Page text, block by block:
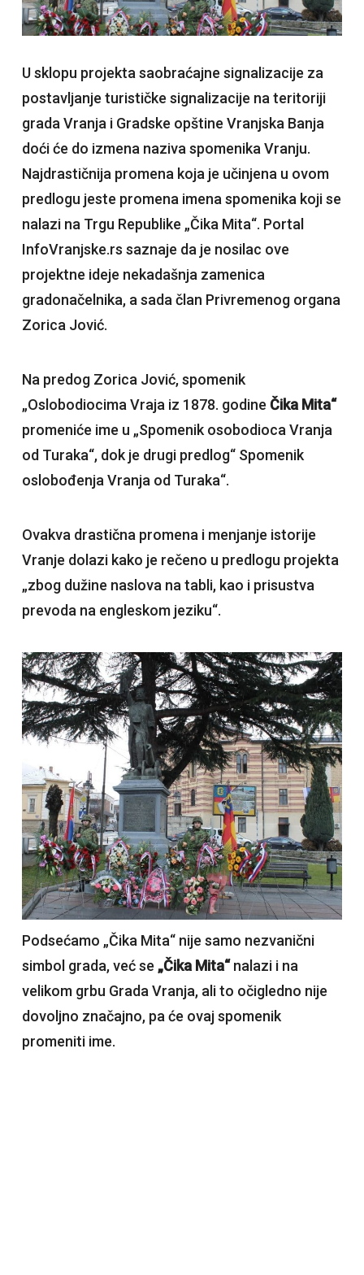
U sklopu projekta saobraćajne signalizacije za
postavljanje turističke signalizacije na teritoriji
grada Vranja i Gradske opštine Vranjska Banja
doći će do izmena naziva spomenika Vranju.
Najdrastičnija promena koja je učinjena u ovom
predlogu jeste promena imena spomenika koji se
nalazi na Trgu Republike „Čika Mita“. Portal
InfoVranjske.rs saznaje da je nosilac ove
projektne ideje nekadašnja zamenica
gradonačelnika, a sada član Privremenog organa
Zorica Jović.
Na predog Zorica Jović, spomenik
„Oslobodiocima Vraja iz 1878. godine Čika Mita“
promeniće ime u „Spomenik osobodioca Vranja
od Turaka“, dok je drugi predlog“ Spomenik
oslobođenja Vranja od Turaka“.
Ovakva drastična promena i menjanje istorije
Vranje dolazi kako je rečeno u predlogu projekta
„zbog dužine naslova na tabli, kao i prisustva
prevoda na engleskom jeziku“.
Podsećamo „Čika Mita“ nije samo nezvanični
simbol grada, već se „Čika Mita“nalazi i na
velikom grbu Grada Vranja, ali to očigledno nije
dovoljno značajno, pa će ovaj spomenik
promeniti ime.